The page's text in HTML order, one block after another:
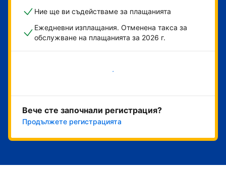
Ние ще ви съдействаме за плащанията
Ежедневни изплащания. Отменена такса за
обслужване на плащанията за 2026 г.
Начало
Вече сте започнали регистрация?
Продължете регистрацията